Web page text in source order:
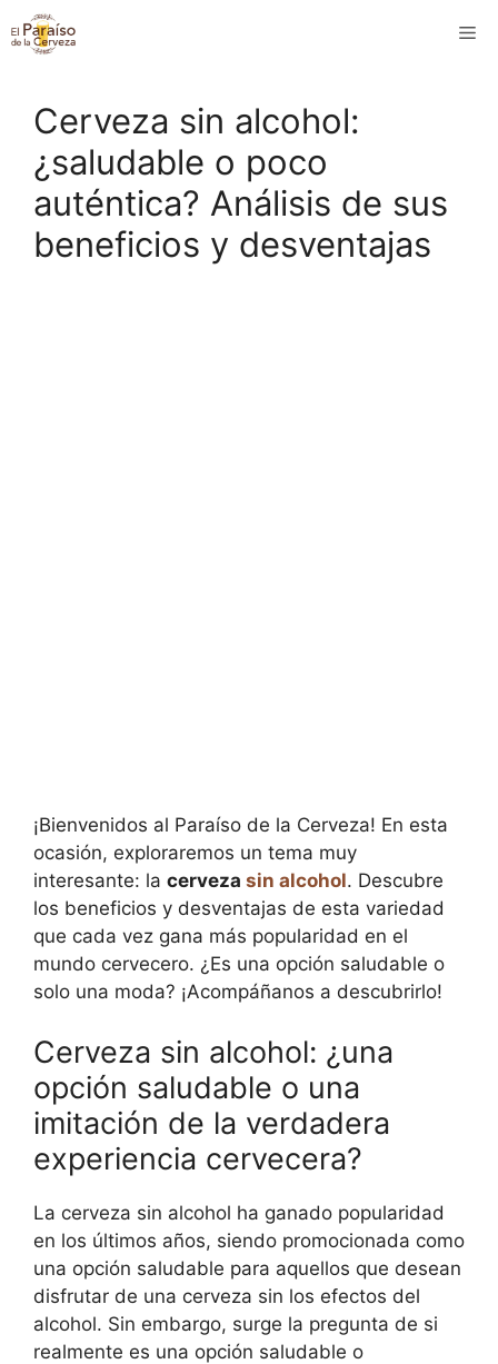
Saltar
al
Cerveza sin alcohol:
¿saludable o poco
auténtica? Análisis de sus
beneficios y desventajas
¡Bienvenidos al Paraíso de la Cerveza! En esta
ocasión, exploraremos un tema muy
interesante: la cerveza sin alcohol. Descubre
los beneficios y desventajas de esta variedad
que cada vez gana más popularidad en el
mundo cervecero. ¿Es una opción saludable o
solo una moda? ¡Acompáñanos a descubrirlo!
Cerveza sin alcohol: ¿una
opción saludable o una
imitación de la verdadera
experiencia cervecera?
La cerveza sin alcohol ha ganado popularidad
en los últimos años, siendo promocionada como
una opción saludable para aquellos que desean
disfrutar de una cerveza sin los efectos del
alcohol. Sin embargo, surge la pregunta de si
realmente es una opción saludable o